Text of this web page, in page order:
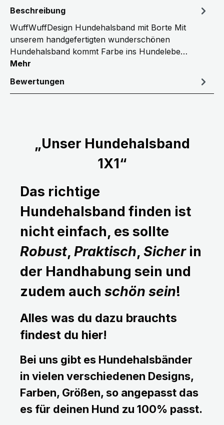
Beschreibung
WuffWuffDesign Hundehalsband mit Borte Mit
unserem handgefertigten wunderschönen
Hundehalsband kommt Farbe ins Hundelebe…
Mehr
Bewertungen
„Unser Hundehalsband
1X1“
Das richtige
Hundehalsband finden ist
nicht einfach, es sollte
Robust, Praktisch, Sicherin
der Handhabung sein und
zudem auch schön sein!
Alles was du dazu brauchts
findest du hier!
Bei uns gibt es Hundehalsbänder
in vielen verschiedenen Designs,
Farben, Größen, so angepasst das
es für deinen Hund zu 100% passt.